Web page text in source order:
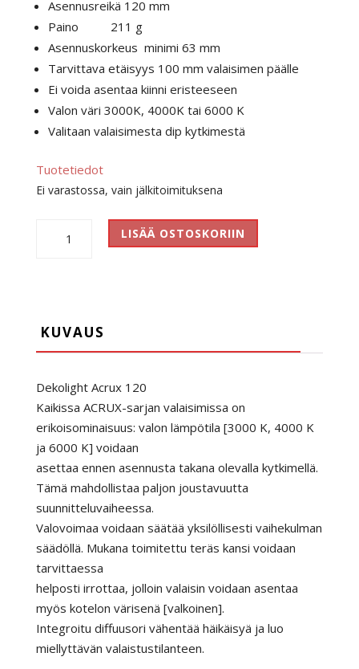
Asennusreikä 120 mm
Paino 211 g
Asennuskorkeus minimi 63 mm
Tarvittava etäisyys 100 mm valaisimen päälle
Ei voida asentaa kiinni eristeeseen
Valon väri 3000K, 4000K tai 6000 K
Valitaan valaisimesta dip kytkimestä
Tuotetiedot
Ei varastossa, vain jälkitoimituksena
LISÄÄ OSTOSKORIIN
KUVAUS
Dekolight Acrux 120
Kaikissa ACRUX-sarjan valaisimissa on
erikoisominaisuus: valon lämpötila [3000 K, 4000 K
ja 6000 K] voidaan
asettaa ennen asennusta takana olevalla kytkimellä.
Tämä mahdollistaa paljon joustavuutta
suunnitteluvaiheessa.
Valovoimaa voidaan säätää yksilöllisesti vaihekulman
säädöllä. Mukana toimitettu teräs kansi voidaan
tarvittaessa
helposti irrottaa, jolloin valaisin voidaan asentaa
myös kotelon värisenä [valkoinen].
Integroitu diffuusori vähentää häikäisyä ja luo
miellyttävän valaistustilanteen.